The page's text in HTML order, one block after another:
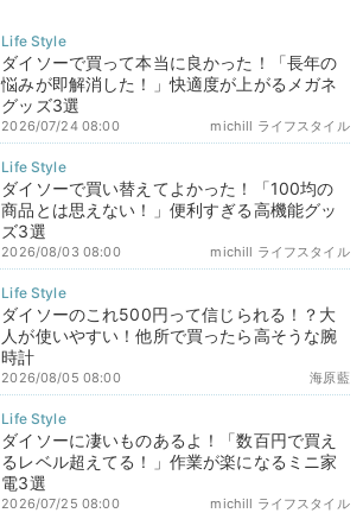
ダイソーで買って本当に良かった！「長年の
悩みが即解消した！」快適度が上がるメガネ
グッズ3選
michill ライフスタイル
2026/07/24 08:00
ダイソーで買い替えてよかった！「100均の
商品とは思えない！」便利すぎる高機能グッ
ズ3選
michill ライフスタイル
2026/08/03 08:00
ダイソーのこれ500円って信じられる！？大
人が使いやすい！他所で買ったら高そうな腕
時計
海原藍
2026/08/05 08:00
ダイソーに凄いものあるよ！「数百円で買え
るレベル超えてる！」作業が楽になるミニ家
電3選
michill ライフスタイル
2026/07/25 08:00